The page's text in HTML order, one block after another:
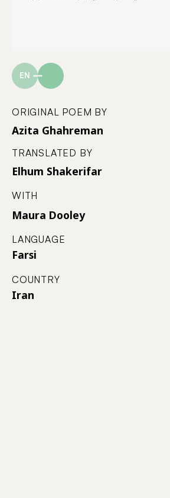
EN
ORIGINAL POEM BY
Azita Ghahreman
TRANSLATED BY
Elhum Shakerifar
WITH
Maura Dooley
LANGUAGE
Farsi
COUNTRY
Iran